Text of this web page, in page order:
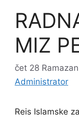
MIZ
čet 28
Administrator
Reis Islamske